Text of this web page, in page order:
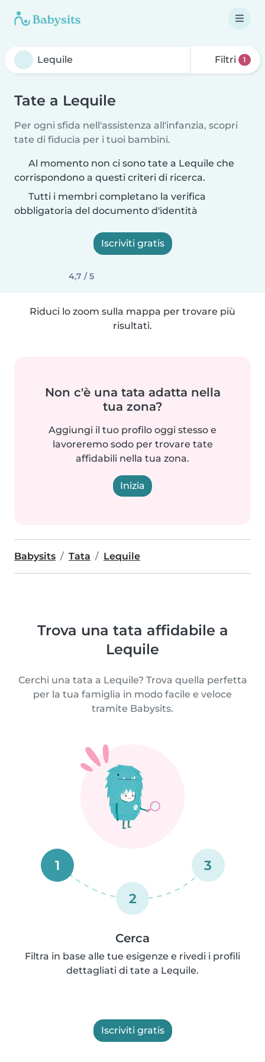
Filtri 1
Tate a Lequile
Per ogni sfida nell'assistenza all'infanzia, scopri
tate di fiducia per i tuoi bambini.
Al momento non ci sono tate a Lequile che
corrispondono a questi criteri di ricerca.
Tutti i membri completano la verifica
obbligatoria del documento d'identità
Iscriviti gratis
4,7 / 5
Riduci lo zoom sulla mappa per trovare più
risultati.
Non c'è una tata adatta nella
tua zona?
Aggiungi il tuo profilo oggi stesso e
lavoreremo sodo per trovare tate
affidabili nella tua zona.
Inizia
Babysits Tata Lequile
Trova una tata affidabile a
Lequile
Cerchi una tata a Lequile? Trova quella perfetta
per la tua famiglia in modo facile e veloce
tramite Babysits.
1
2
3
Cerca
Filtra in base alle tue esigenze e rivedi i profili
dettagliati di tate a Lequile.
Iscriviti gratis